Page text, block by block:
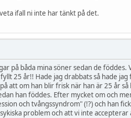
ifall ni inte har tänkt på det.
på båda mina söner sedan de
25 år!! Hade jag drabbats så hade
att om han blir frisk när han är 25 år
han föddes. Efter mycket om och
och tvångssyndrom" (!?) och han
problem och att vi inte